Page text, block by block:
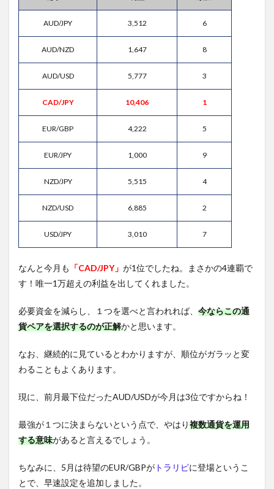
AUD/JPY 3,512 6
AUD/NZD 1,647 8
AUD/USD 5,777 3
CAD/JPY 10,406 1
EUR/GBP 4,222 5
EUR/JPY 1,000 9
NZD/JPY 5,515 4
NZD/USD 6,885 2
USD/JPY 3,010 7
なんと今月も 「CAD/JPY」 が1位でしたね。まさかの4連覇で
す！唯一1万超えの利益を出してくれました。
必要資金を減らし、１つを選べと言われれば、 今ならこの通
貨ペアを選択するのが正解かと思います。
なお、継続的に見ているとわかりますが、順位がガラッと変
わることもよくあります。
現に、前月最下位だったAUD/USDが今月は3位ですからね！
最強が１つに決まらないという点で、やはり複数通貨を運用
する意味があると言えるでしょう。
ちなみに、5月は待望のEUR/GBPが トラリピに登場というこ
とで、早速設定を追加しました。